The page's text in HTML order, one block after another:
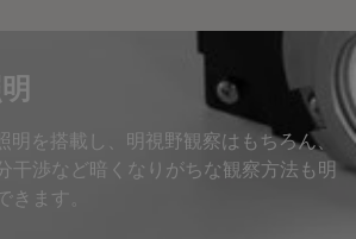
明を搭載し、明視野観察はもちろん、
干渉など暗くなりがちな観察方法も明
ます。